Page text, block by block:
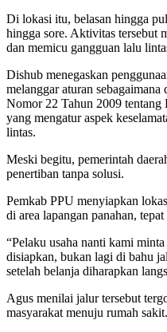
Di lokasi itu, belasan hingga
hingga sore. Aktivitas tersebut
dan memicu gangguan lalu
Dishub menegaskan
melanggar aturan
Nomor 22 Tahun 2009
yang mengatur aspek
lintas.
Meski begitu, pemerintah
penertiban tanpa solusi.
Pemkab PPU menyiapkan
di area lapangan panahan,
“Pelaku usaha nanti kami
disiapkan, bukan lagi di bahu
setelah belanja diharapkan
Agus menilai jalur tersebut
masyarakat menuju rumah sakit.